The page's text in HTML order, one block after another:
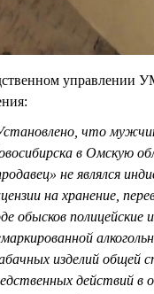
управлении
что
в Омскую
не являлся
на хранение,
обысков
изделий общей
действий в